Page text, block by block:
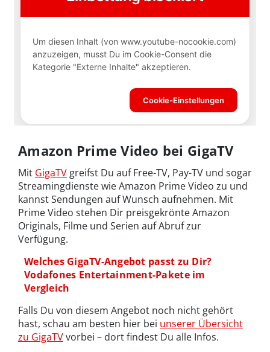
Amazon Prime Video bei GigaTV
Mit GigaTV greifst Du auf Free-TV, Pay-TV und sogar
Streamingdienste wie Amazon Prime Video zu und
kannst Sendungen auf Wunsch aufnehmen. Mit
Prime Video stehen Dir preisgekrönte Amazon
Originals, Filme und Serien auf Abruf zur
Verfügung.
Welches GigaTV-Angebot passt zu Dir?
Vodafones Entertainment-Pakete im
Vergleich
Falls Du von diesem Angebot noch nicht gehört
hast, schau am besten hier bei unserer Übersicht
zu GigaTVvorbei – dort findest Du alle Infos.